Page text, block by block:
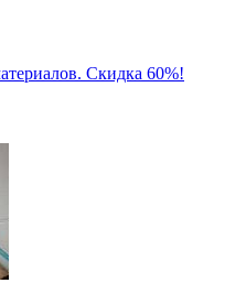
Скидка 60%!